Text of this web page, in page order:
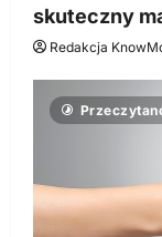
skuteczny
Redakcja